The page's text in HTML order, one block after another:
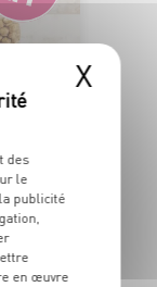
X
des
le
publicité
en œuvre